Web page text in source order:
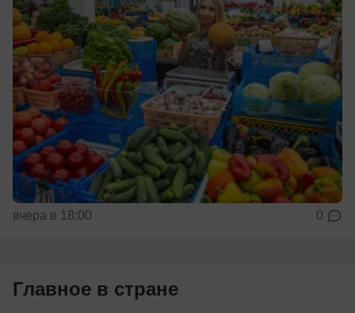
вчера в 18:00 0
Главное в стране